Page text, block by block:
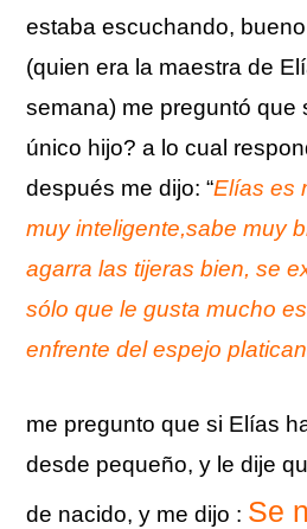
estaba escuchando,
(quien era la maestra de
semana) me preguntó que
único hijo? a lo cual
después me dijo: “Elías es
muy inteligente,sabe muy
agarra las tijeras bien, se
sólo que le gusta mucho
enfrente del espejo
me pregunto que si Elías
desde pequeño, y le dije
de nacido, y me dijo : Se